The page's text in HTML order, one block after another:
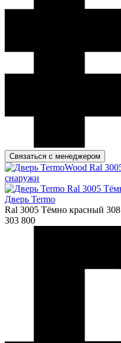
Связаться с менеджером
Дверь Termo
Ral 3005 Тёмно красный 308
303 800